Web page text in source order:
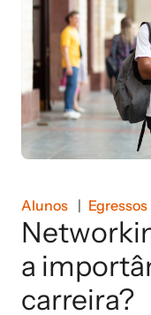
Alunos Egressos
a
carreira?